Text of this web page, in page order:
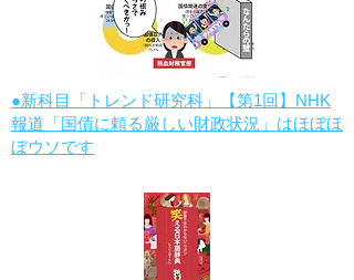
●新科目「トレンド研究科」【第1回】NHK
報道「国債に頼る厳しい財政状況」はほぼほ
ぼウソです